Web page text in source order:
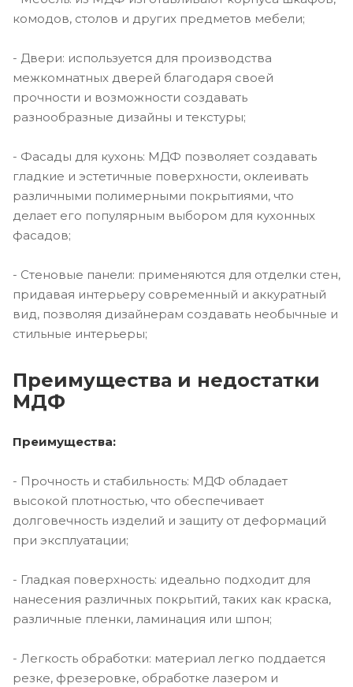
комодов, столов и других предметов мебели;
- Двери: используется для производства
межкомнатных дверей благодаря своей
прочности и возможности создавать
разнообразные дизайны и текстуры;
- Фасады для кухонь: МДФ позволяет создавать
гладкие и эстетичные поверхности, оклеивать
различными полимерными покрытиями, что
делает его популярным выбором для кухонных
фасадов;
- Стеновые панели: применяются для отделки стен,
придавая интерьеру современный и аккуратный
вид, позволяя дизайнерам создавать необычные и
стильные интерьеры;
Преимущества и недостатки
МДФ
Преимущества:
- Прочность и стабильность: МДФ обладает
высокой плотностью, что обеспечивает
долговечность изделий и защиту от деформаций
при эксплуатации;
- Гладкая поверхность: идеально подходит для
нанесения различных покрытий, таких как краска,
различные пленки, ламинация или шпон;
- Легкость обработки: материал легко поддается
резке, фрезеровке, обработке лазером и